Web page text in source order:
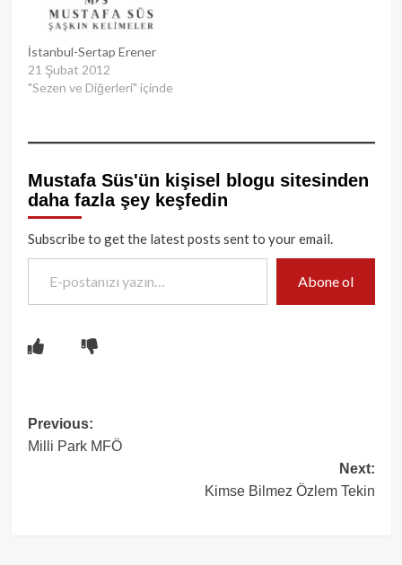
İstanbul-Sertap Erener
21 Şubat 2012
"Sezen ve Diğerleri" içinde
Mustafa Süs'ün kişisel blogu sitesinden
daha fazla şey keşfedin
Subscribe to get the latest posts sent to your email.
E-postanızı yazın…
Abone ol
Post
navigation
Previous:
Milli Park MFÖ
Next:
Kimse Bilmez Özlem Tekin